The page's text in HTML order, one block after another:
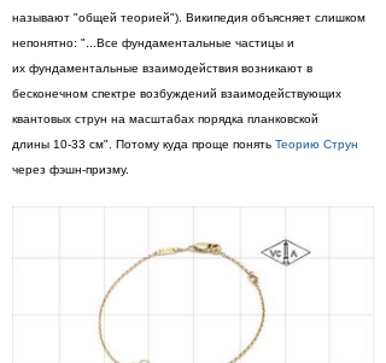
называют "общей теорией"). Википедия объясняет слишком
непонятно: "...Все фундаментальные частицы и
их фундаментальные взаимодействия возникают в
бесконечном спектре возбуждений взаимодействующих
квантовых струн на масштабах порядка планковской
длины 10-33 см". Потому куда проще понять Теорию Струн
через фэшн-призму.